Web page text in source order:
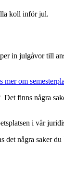
koll inför jul.
in julgåvor till
mer om
finns några
i vår
det några saker du